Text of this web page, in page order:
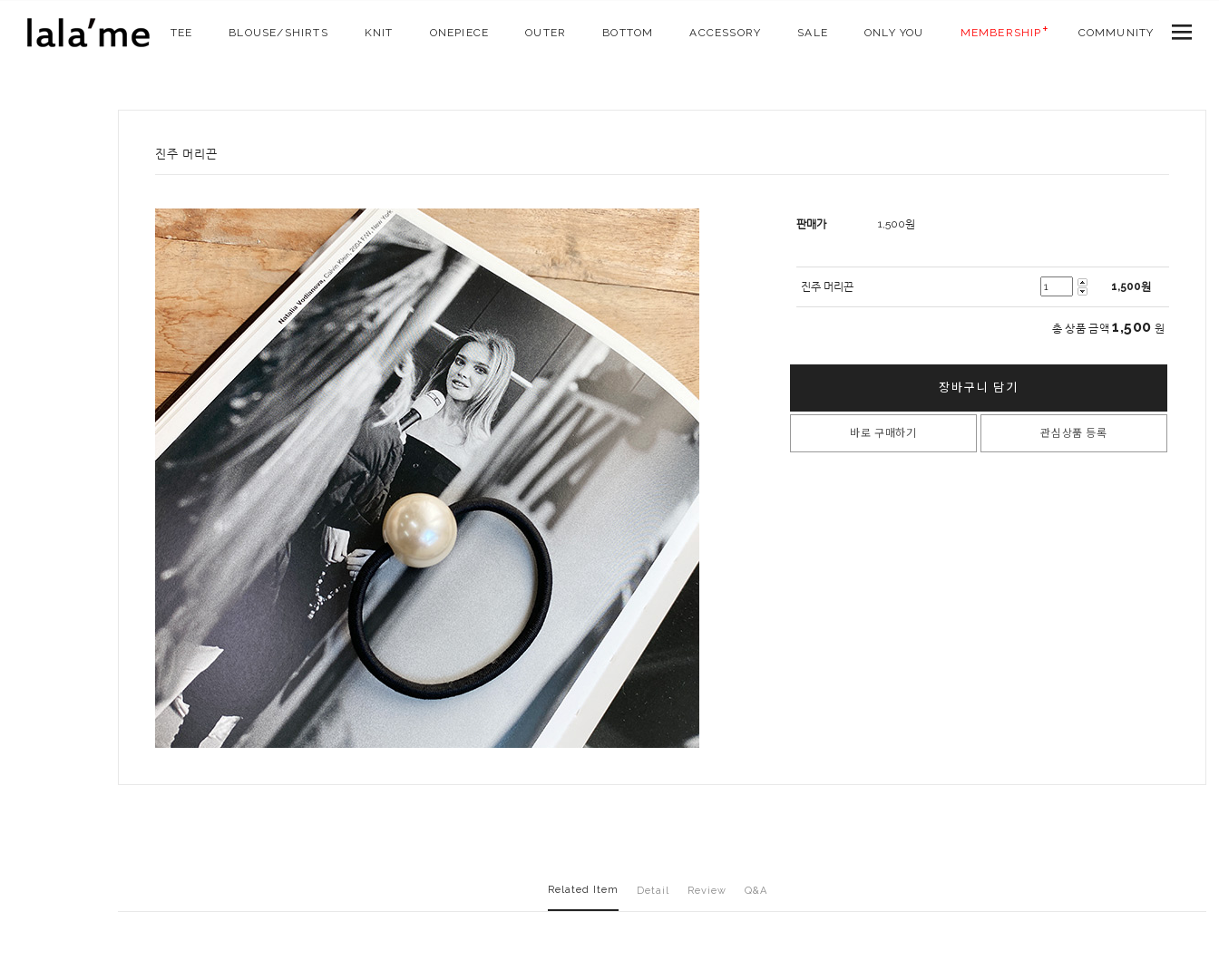
TEE BLOUSE/SHIRTS KNIT ONEPIECE OUTER BOTTOM ACCESSORY SALE ONLY YOU MEMBERSHIP COMMUNITY
진주 머리끈
판매가 1,500원
진주 머리끈 1,500원
총 상품 금액 1,500 원
장바구니 담기
바로 구매하기 관심상품 등록
Related Item Detail Review Q&A